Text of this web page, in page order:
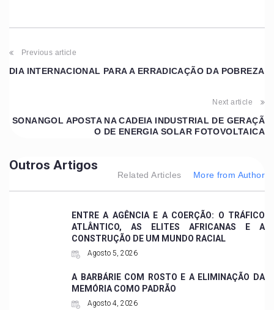
Previous article
DIA INTERNACIONAL PARA A ERRADICAÇÃO DA POBREZA
Next article
SONANGOL APOSTA NA CADEIA INDUSTRIAL DE GERAÇÃ
O DE ENERGIA SOLAR FOTOVOLTAICA
Outros Artigos
Related Articles More from Author
ENTRE A AGÊNCIA E A COERÇÃO: O TRÁFICO
ATLÂNTICO, AS ELITES AFRICANAS E A
CONSTRUÇÃO DE UM MUNDO RACIAL
Agosto 5, 2026
A BARBÁRIE COM ROSTO E A ELIMINAÇÃO DA
MEMÓRIA COMO PADRÃO
Agosto 4, 2026